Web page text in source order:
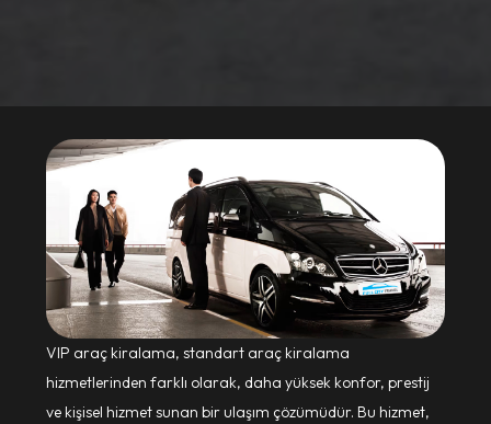
VIP araç kiralama, standart araç kiralama
hizmetlerinden farklı olarak, daha yüksek konfor, prestij
ve kişisel hizmet sunan bir ulaşım çözümüdür. Bu hizmet,